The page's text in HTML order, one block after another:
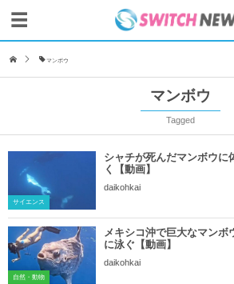
マンボウ
マンボウ
Tagged
サイエンス
シャチが死んだマンボウに
く【動画】
daikohkai
自然・動物
メキシコ沖で巨大なマンボ
に泳ぐ【動画】
daikohkai